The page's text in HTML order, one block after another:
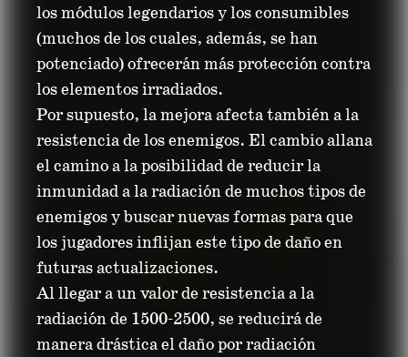
los módulos legendarios y los consumibles
(muchos de los cuales, además, se han
potenciado) ofrecerán más protección contra
los elementos irradiados.
Por supuesto, la mejora afecta también a la
resistencia de los enemigos. El cambio allana
el camino a la posibilidad de reducir la
inmunidad a la radiación de muchos tipos de
enemigos y buscar nuevas formas para que
los jugadores inflijan este tipo de daño en
futuras actualizaciones.
Al llegar a un valor de resistencia a la
radiación de 1500-2500, se reducirá de
manera drástica el daño por radiación